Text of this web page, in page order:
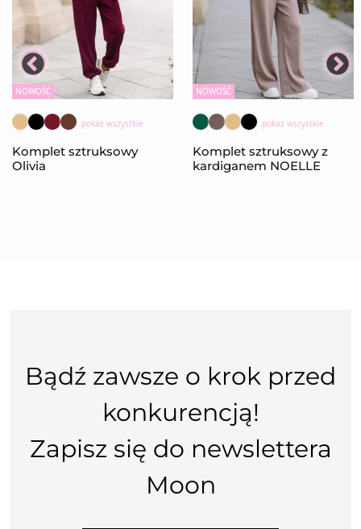
NOWOŚĆ
pokaż wszystkie
Komplet sztruksowy
Olivia
NOWOŚĆ
pokaż wszystkie
Komplet sztruksowy z
kardiganem NOELLE
Bądź zawsze o krok przed
konkurencją!
Zapisz się do newslettera
Moon